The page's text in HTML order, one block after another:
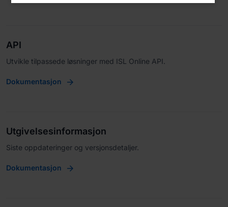
API
Utvikle tilpassede løsninger med ISL Online API.
Dokumentasjon
Utgivelsesinformasjon
Siste oppdateringer og versjonsdetaljer.
Dokumentasjon